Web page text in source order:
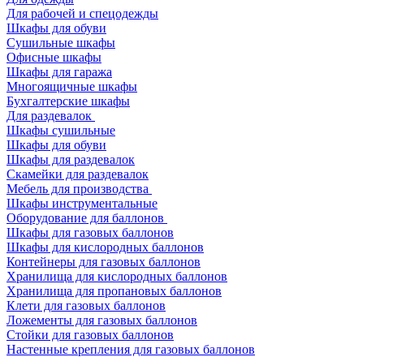
Для рабочей и спецодежды
Шкафы для обуви
Сушильные шкафы
Офисные шкафы
Шкафы для гаража
Многоящичные шкафы
Бухгалтерские шкафы
Для раздевалок
Шкафы сушильные
Шкафы для обуви
Шкафы для раздевалок
Скамейки для раздевалок
Мебель для производства
Шкафы инструментальные
Оборудование для баллонов
Шкафы для газовых баллонов
Шкафы для кислородных баллонов
Контейнеры для газовых баллонов
Хранилища для кислородных баллонов
Хранилища для пропановых баллонов
Клети для газовых баллонов
Ложементы для газовых баллонов
Стойки для газовых баллонов
Настенные крепления для газовых баллонов